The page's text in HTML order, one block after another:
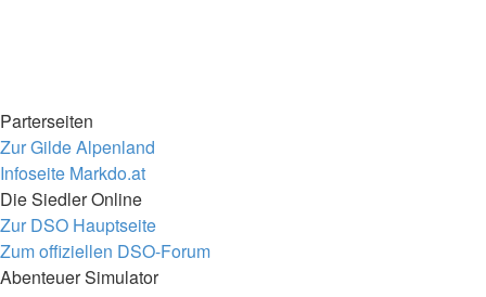
Parterseiten
Zur Gilde Alpenland
Infoseite Markdo.at
Die Siedler Online
Zur DSO Hauptseite
Zum offiziellen DSO-Forum
Abenteuer Simulator